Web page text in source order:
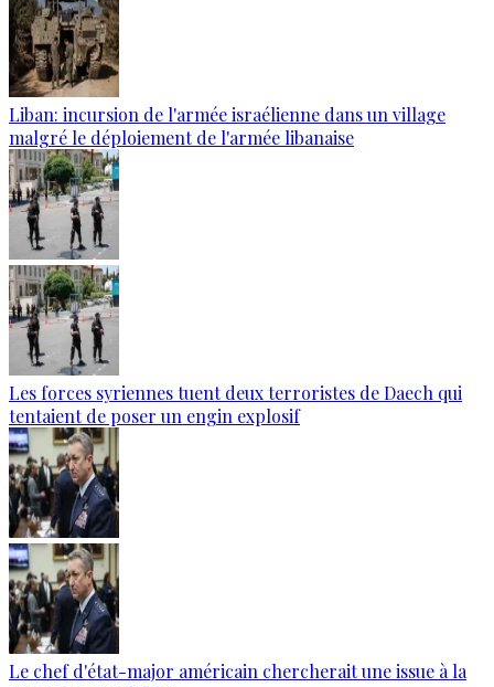
Liban: incursion de l'armée israélienne dans un village
malgré le déploiement de l'armée libanaise
Les forces syriennes tuent deux terroristes de Daech qui
tentaient de poser un engin explosif
Le chef d'état-major américain chercherait une issue à la